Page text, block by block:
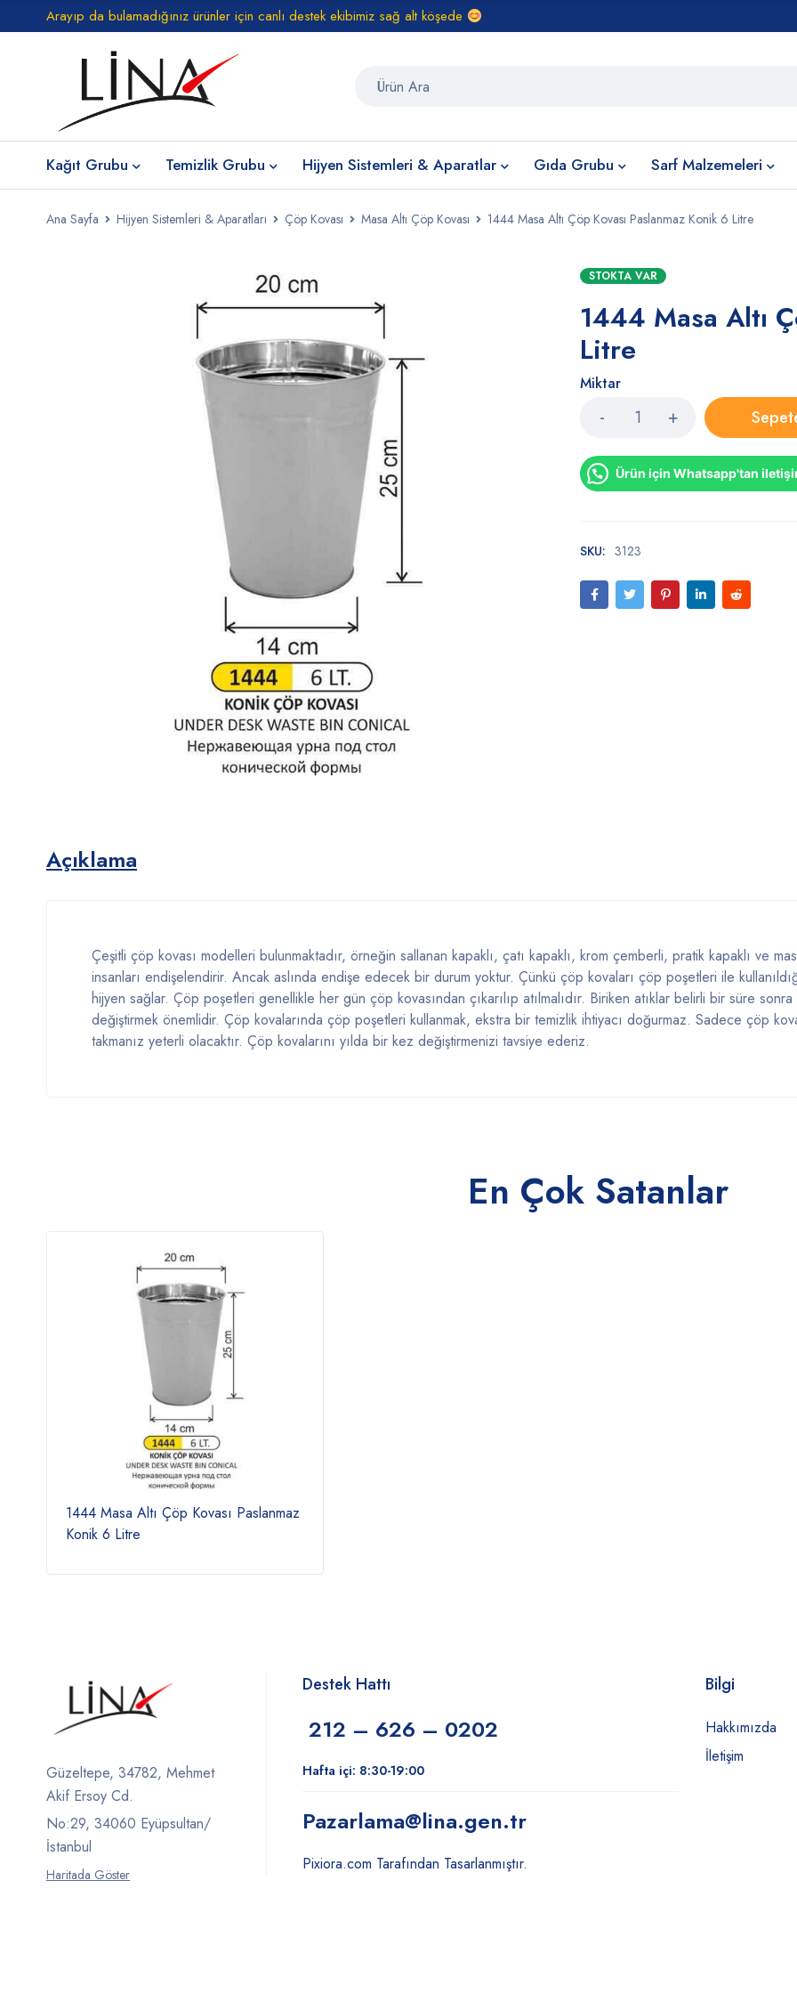
Arayıp da bulamadığınız ürünler için canlı destek ekibimiz sağ alt köşede
Kağıt Grubu Temizlik Grubu Hijyen Sistemleri & Aparatlar Gıda Grubu Sarf Malzemeleri
Ana Sayfa Hijyen Sistemleri & Aparatları Çöp Kovası Masa Altı Çöp Kovası 1444 Masa Altı Çöp Kovası Paslanmaz Konik 6 Litre
STOKTA VAR
1444 Masa Altı
Litre
Miktar
Ürün için Whatsapp'tan
SKU: 3123
Açıklama
Çeşitli çöp kovası modelleri bulunmaktadır, örneğin sallanan kapaklı, çatı kapaklı, krom çemberli, pratik kapaklı ve
insanları endişelendirir. Ancak aslında endişe edecek bir durum yoktur. Çünkü çöp kovaları çöp poşetleri ile
hijyen sağlar. Çöp poşetleri genellikle her gün çöp kovasından çıkarılıp atılmalıdır. Biriken atıklar belirli bir süre
değiştirmek önemlidir. Çöp kovalarında çöp poşetleri kullanmak, ekstra bir temizlik ihtiyacı doğurmaz. Sadece çöp
takmanız yeterli olacaktır. Çöp kovalarını yılda bir kez değiştirmenizi tavsiye ederiz.
En Çok Satanlar
1444 Masa Altı Çöp Kovası Paslanmaz
Konik 6 Litre
Güzeltepe, 34782, Mehmet
Akif Ersoy Cd.
No:29, 34060 Eyüpsultan/
İstanbul
Haritada Göster
Destek Hattı
212 – 626 – 0202
Hafta içi: 8:30-19:00
Pazarlama@lina.gen.tr
Pixiora.com Tarafından Tasarlanmıştır.
Bilgi
Hakkımızda
İletişim